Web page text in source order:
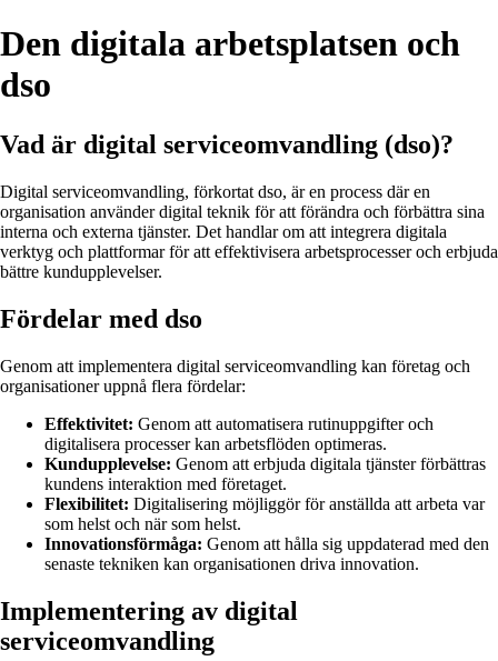
Den digitala arbetsplatsen och
dso
Vad är digital serviceomvandling (dso)?
Digital serviceomvandling, förkortat dso, är en process där en
organisation använder digital teknik för att förändra och förbättra sina
interna och externa tjänster. Det handlar om att integrera digitala
verktyg och plattformar för att effektivisera arbetsprocesser och erbjuda
bättre kundupplevelser.
Fördelar med dso
Genom att implementera digital serviceomvandling kan företag och
organisationer uppnå flera fördelar:
Effektivitet: Genom att automatisera rutinuppgifter och
digitalisera processer kan arbetsflöden optimeras.
Kundupplevelse: Genom att erbjuda digitala tjänster förbättras
kundens interaktion med företaget.
Flexibilitet: Digitalisering möjliggör för anställda att arbeta var
som helst och när som helst.
Innovationsförmåga: Genom att hålla sig uppdaterad med den
senaste tekniken kan organisationen driva innovation.
Implementering av digital
serviceomvandling